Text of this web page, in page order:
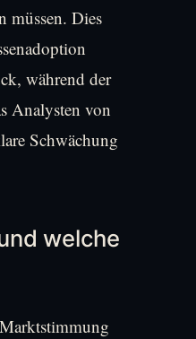
müssen. Dies
während der
Analysten von
Schwächung
welche